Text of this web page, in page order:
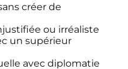
créer de
ou irréaliste
un supérieur
avec diplomatie